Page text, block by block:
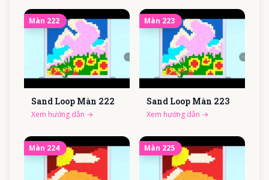
Màn 222
Sand Loop Màn 222
Xem hướng dẫn →
Màn 223
Sand Loop Màn 223
Xem hướng dẫn →
Màn 224 Màn 225